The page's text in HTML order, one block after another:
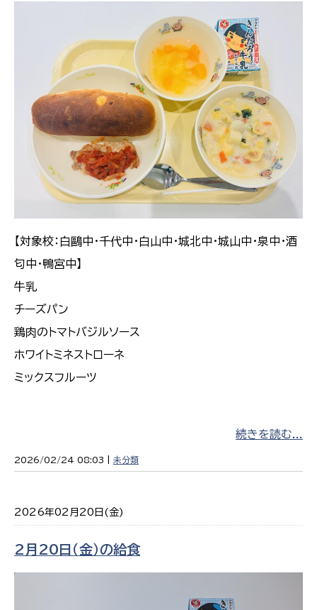
【対象校：白鷗中・千代中・白山中・城北中・城山中・泉中・酒
匂中・鴨宮中】
牛乳
チーズパン
鶏肉のトマトバジルソース
ホワイトミネストローネ
ミックスフルーツ
続きを読む...
2026/02/24 08:03 | 未分類
2026年02月20日(金)
2月20日（金）の給食